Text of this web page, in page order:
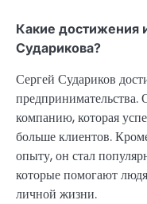
Какие достижения
Сударикова?
Сергей Судариков
компанию, которая
больше клиентов.
опыту, он стал
которые помогают
личной жизни.